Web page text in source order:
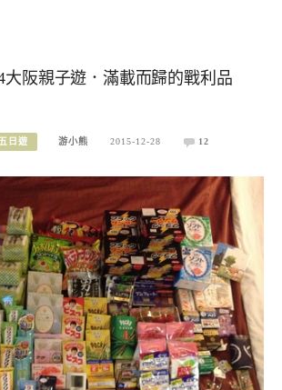
大阪親子遊．滿載而歸的戰利品
日遊 游小熊 2015-12-28 12